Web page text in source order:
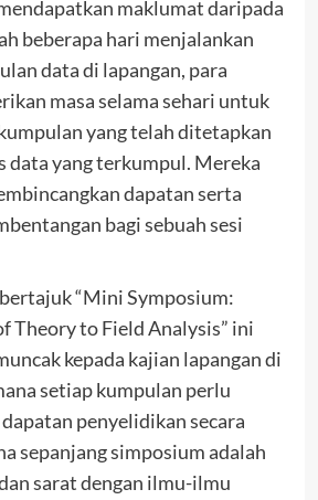
maklumat daripada
beberapa hari menjalankan
data di lapangan, para
masa selama sehari untuk
yang telah ditetapkan
data yang terkumpul. Mereka
dapatan serta
bagi sebuah sesi
“Mini Symposium:
Theory to Field Analysis” ini
kepada kajian lapangan di
setiap kumpulan perlu
penyelidikan secara
sepanjang simposium adalah
sarat dengan ilmu-ilmu